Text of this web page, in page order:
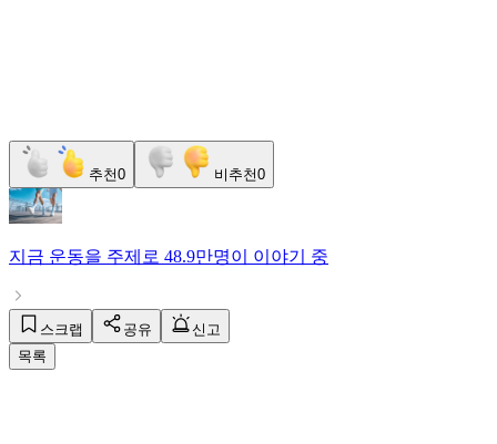
추천0 비추천0
지금 운동을 주제로 48.9만명이 이야기 중
스크랩 공유
신고
목록